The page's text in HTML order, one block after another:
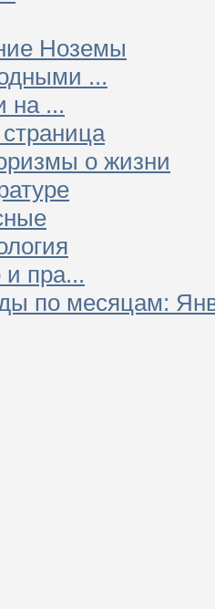
Ноземы
...
на ...
о жизни
и пра...
по месяцам: